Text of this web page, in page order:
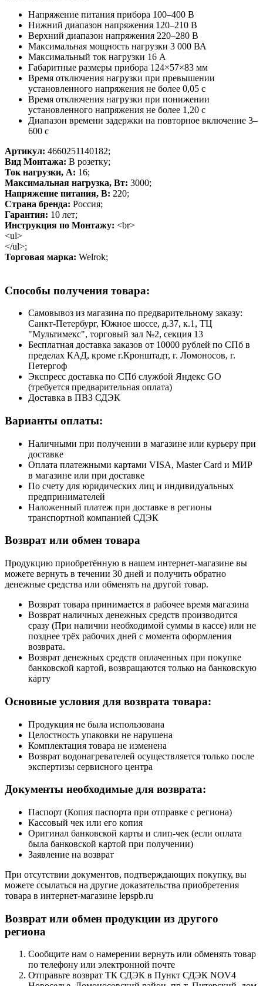
Напряжение питания прибора 100–400 В
Нижний диапазон напряжения 120–210 В
Верхний диапазон напряжения 220–280 В
Максимальная мощность нагрузки 3 000 ВА
Максимальный ток нагрузки 16 А
Габаритные размеры прибора 124×57×83 мм
Время отключения нагрузки при превышении
установленного напряжения не более 0,05 с
Время отключения нагрузки при понижении
установленного напряжения не более 1,20 с
Диапазон времени задержки на повторное включение 3–
600 с
Артикул: 4660251140182;
Вид Монтажа: В розетку;
Ток нагрузки, А: 16;
Максимальная нагрузка, Вт: 3000;
Напряжение питания, В: 220;
Страна бренда: Россия;
Гарантия: 10 лет;
Инструкция по Монтажу: <br>
<ul>
</ul>;
Торговая марка: Welrok;
Способы получения товара:
Самовывоз из магазина по предварительному заказу:
Санкт-Петербург, Южное шоссе, д.37, к.1, ТЦ
"Мультимекс", торговый зал №2, секция 13
Бесплатная доставка заказов от 10000 рублей по СПб в
пределах КАД, кроме г.Кронштадт, г. Ломоносов, г.
Петергоф
Экспресс доставка по СПб службой Яндекс GO
(требуется предварительная оплата)
Доставка в ПВЗ СДЭК
Варианты оплаты:
Наличными при получении в магазине или курьеру при
доставке
Оплата платежными картами VISA, Master Card и МИР
в магазине или при доставке
По счету для юридических лиц и индивидуальных
предпринимателей
Наложенный платеж при доставке в регионы
транспортной компанией СДЭК
Возврат или обмен товара
Продукцию приобретённую в нашем интернет-магазине вы
можете вернуть в течении 30 дней и получить обратно
денежные средства или обменять на другой товар.
Возврат товара принимается в рабочее время магазина
Возврат наличных денежных средств производится
сразу (При наличии необходимой суммы в кассе) или не
позднее трёх рабочих дней с момента оформления
возврата.
Возврат денежных средств оплаченных при покупке
банковской картой, возвращаются только на банковскую
карту
Основные условия для возврата товара:
Продукция не была использована
Целостность упаковки не нарушена
Комплектация товара не изменена
Возврат водонагревателей осуществляется только после
экспертизы сервисного центра
Документы необходимые для возврата:
Паспорт (Копия паспорта при отправке с региона)
Кассовый чек или его копия
Оригинал банковской карты и слип-чек (если оплата
была банковской картой при получении)
Заявление на возврат
При отсутствии документов, подтверждающих покупку, вы
можете ссылаться на другие доказательства приобретения
товара в интернет-магазине lepspb.ru
Возврат или обмен продукции из другого
региона
Сообщите нам о намерении вернуть или обменять товар
по телефону или электронной почте
Отправьте возврат ТК СДЭК в Пункт СДЭК NOV4